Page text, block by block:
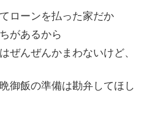
ローンを払った家だか
があるから
ぜんぜんかまわないけど、
御飯の準備は勘弁してほし